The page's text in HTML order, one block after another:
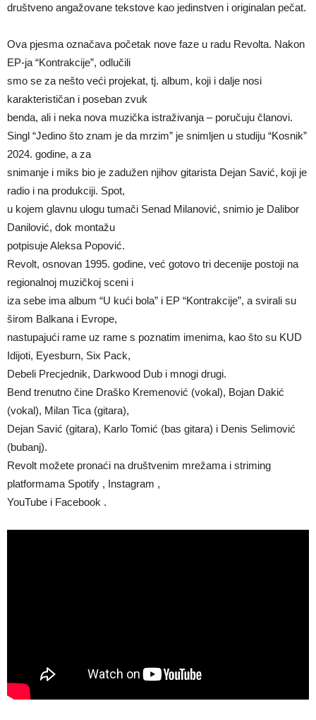
društveno angažovane tekstove kao jedinstven i originalan pečat.
Ova pjesma označava početak nove faze u radu Revolta. Nakon
EP-ja “Kontrakcije”, odlučili
smo se za nešto veći projekat, tj. album, koji i dalje nosi
karakterističan i poseban zvuk
benda, ali i neka nova muzička istraživanja – poručuju članovi.
Singl “Jedino što znam je da mrzim” je snimljen u studiju “Kosnik”
2024. godine, a za
snimanje i miks bio je zadužen njihov gitarista Dejan Savić, koji je
radio i na produkciji. Spot,
u kojem glavnu ulogu tumači Senad Milanović, snimio je Dalibor
Danilović, dok montažu
potpisuje Aleksa Popović.
Revolt, osnovan 1995. godine, već gotovo tri decenije postoji na
regionalnoj muzičkoj sceni i
iza sebe ima album “U kući bola” i EP “Kontrakcije”, a svirali su
širom Balkana i Evrope,
nastupajući rame uz rame s poznatim imenima, kao što su KUD
Idijoti, Eyesburn, Six Pack,
Debeli Precjednik, Darkwood Dub i mnogi drugi.
Bend trenutno čine Draško Kremenović (vokal), Bojan Dakić
(vokal), Milan Tica (gitara),
Dejan Savić (gitara), Karlo Tomić (bas gitara) i Denis Selimović
(bubanj).
Revolt možete pronaći na društvenim mrežama i striming
platformama Spotify , Instagram ,
YouTube i Facebook .